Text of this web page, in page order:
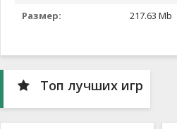
Размер:
217.63 Mb
Топ лучших игр